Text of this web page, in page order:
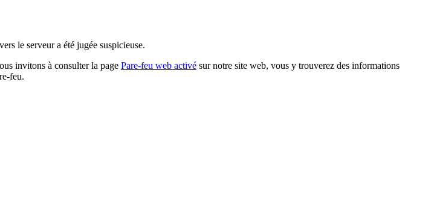
le serveur a été jugée suspicieuse.
invitons à consulter la page Pare-feu web activé sur notre site web, vous y trouverez des informations
feu.